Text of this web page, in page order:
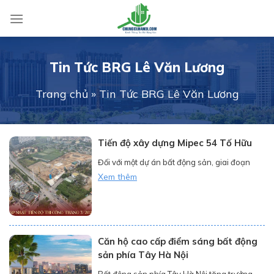
content
Tin Tức BRG Lê Văn Lương
Trang chủ » Tin Tức BRG Lê Văn Lương
Tiến độ xây dựng Mipec 54 Tố Hữu
Đối với một dự án bất động sản, giai đoạn
khởi đầu luôn là “thời điểm vàng” để các nhà
đang được chủ đầu tư triển khai […]
Xem thêm
Căn hộ cao cấp điểm sáng bất động
sản phía Tây Hà Nội